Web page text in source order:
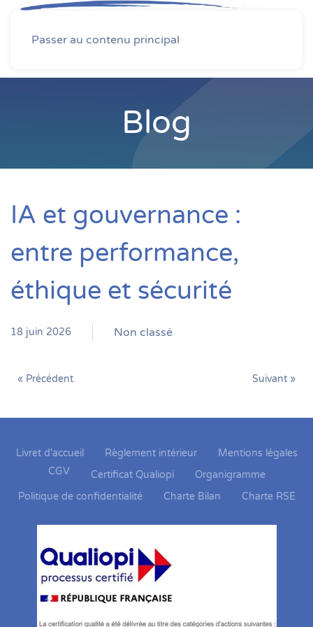
Passer au contenu principal
Blog
IA et gouvernance :
entre performance,
éthique et sécurité
18 juin 2026 Non classé
« Précédent Suivant »
Livret d'accueil Règlement intérieur
Mentions légales
CGV
Certificat Qualiopi
Organigramme
Politique de confidentialité
Charte Bilan Charte RSE